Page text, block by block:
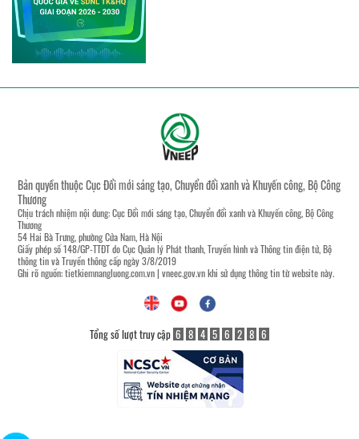
Bản quyền thuộc Cục Đổi mới sáng tạo, Chuyển đổi xanh và Khuyến công, Bộ Công
Thương
Chịu trách nhiệm nội dung: Cục Đổi mới sáng tạo, Chuyển đổi xanh và Khuyến công, Bộ Công
Thương
54 Hai Bà Trưng, phường Cửa Nam, Hà Nội
Giấy phép số 148/GP-TTĐT do Cục Quản lý Phát thanh, Truyền hình và Thông tin điện tử, Bộ
thông tin và Truyền thông cấp ngày 3/8/2019
Ghi rõ nguồn:tietkiemnangluong.com.vn| vneec.gov.vnkhi sử dụng thông tin từ website này.
Tổng số lượt truy cập 6 8 4 5 6 2 8 6